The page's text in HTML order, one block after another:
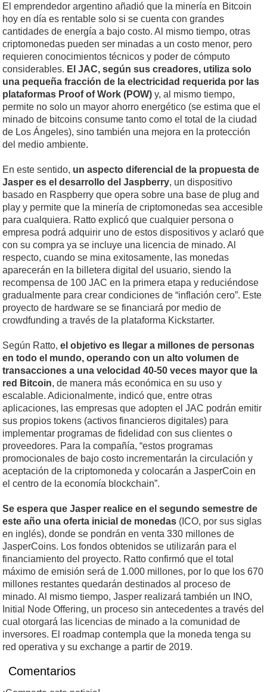
El emprendedor argentino añadió que la minería en Bitcoin
hoy en día es rentable solo si se cuenta con grandes
cantidades de energía a bajo costo. Al mismo tiempo, otras
criptomonedas pueden ser minadas a un costo menor, pero
requieren conocimientos técnicos y poder de cómputo
considerables. El JAC, según sus creadores, utiliza solo
una pequeña fracción de la electricidad requerida por las
plataformas Proof of Work (POW) y, al mismo tiempo,
permite no solo un mayor ahorro energético (se estima que el
minado de bitcoins consume tanto como el total de la ciudad
de Los Ángeles), sino también una mejora en la protección
del medio ambiente.
En este sentido, un aspecto diferencial de la propuesta de
Jasper es el desarrollo del Jaspberry, un dispositivo
basado en Raspberry que opera sobre una base de plug and
play y permite que la minería de criptomonedas sea accesible
para cualquiera. Ratto explicó que cualquier persona o
empresa podrá adquirir uno de estos dispositivos y aclaró que
con su compra ya se incluye una licencia de minado. Al
respecto, cuando se mina exitosamente, las monedas
aparecerán en la billetera digital del usuario, siendo la
recompensa de 100 JAC en la primera etapa y reduciéndose
gradualmente para crear condiciones de “inflación cero”. Este
proyecto de hardware se se financiará por medio de
crowdfunding a través de la plataforma Kickstarter.
Según Ratto, el objetivo es llegar a millones de personas
en todo el mundo, operando con un alto volumen de
transacciones a una velocidad 40-50 veces mayor que la
red Bitcoin, de manera más económica en su uso y
escalable. Adicionalmente, indicó que, entre otras
aplicaciones, las empresas que adopten el JAC podrán emitir
sus propios tokens (activos financieros digitales) para
implementar programas de fidelidad con sus clientes o
proveedores. Para la compañía, “estos programas
promocionales de bajo costo incrementarán la circulación y
aceptación de la criptomoneda y colocarán a JasperCoin en
el centro de la economía blockchain”.
Se espera que Jasper realice en el segundo semestre de
este año una oferta inicial de monedas (ICO, por sus siglas
en inglés), donde se pondrán en venta 330 millones de
JasperCoins. Los fondos obtenidos se utilizarán para el
financiamiento del proyecto. Ratto confirmó que el total
máximo de emisión será de 1.000 millones, por lo que los 670
millones restantes quedarán destinados al proceso de
minado. Al mismo tiempo, Jasper realizará también un INO,
Initial Node Offering, un proceso sin antecedentes a través del
cual otorgará las licencias de minado a la comunidad de
inversores. El roadmap contempla que la moneda tenga su
red operativa y su exchange a partir de 2019.
Comentarios